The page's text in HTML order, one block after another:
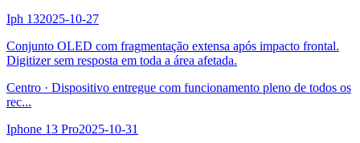
Iph 132025-10-27
Conjunto OLED com fragmentação extensa após impacto frontal.
Digitizer sem resposta em toda a área afetada.
Centro · Dispositivo entregue com funcionamento pleno de todos os
rec...
Iphone 13 Pro2025-10-31